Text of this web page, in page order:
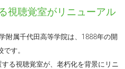
視聴覚室がリニューアル
附属千代田高等学院は、1888年の開
す。
る視聴覚室が、老朽化を背景にリニ